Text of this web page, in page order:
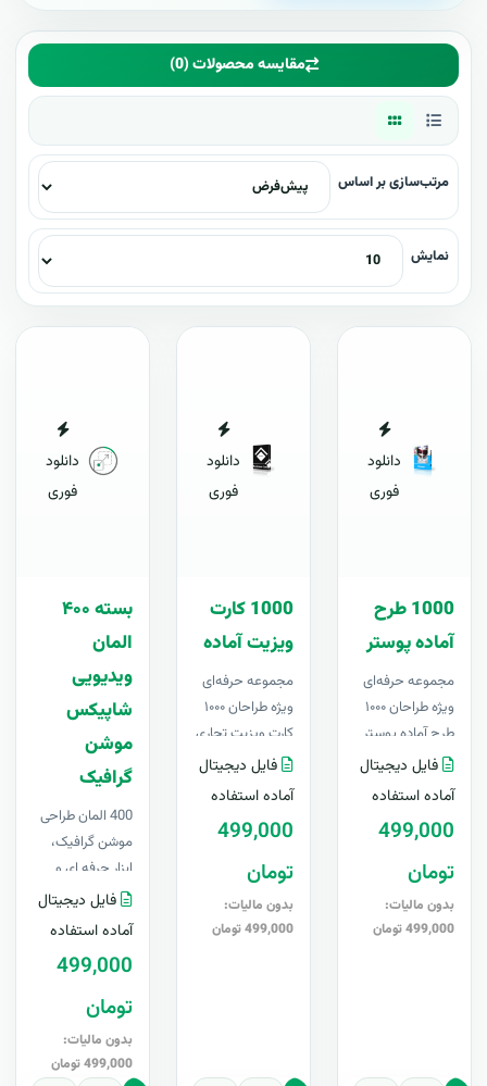
مقایسه محصولات (0)
مرتب‌سازی بر اساس
نمایش
دانلود
فوری
1000 طرح
آماده پوستر
مجموعه حرفه‌ای
ویژه طراحان ۱۰۰۰
طرح آماده پوستر
لایه‌باز فتوشاپ ..
فایل دیجیتال
آماده استفاده
499,000
تومان
بدون مالیات:
499,000 تومان
دانلود
فوری
1000 کارت
ويزيت آماده
مجموعه حرفه‌ای
ویژه طراحان ۱۰۰۰
کارت ویزیت تجاری
و حرفه‌ای لایه‌باز ..
فایل دیجیتال
آماده استفاده
499,000
تومان
بدون مالیات:
499,000 تومان
دانلود
فوری
بسته ۴۰۰
المان
ویدیویی
شاپیکس
موشن
گرافیک
400 المان طراحی
موشن گرافیک،
ابزار حرفه ای و
ساده برای خلق و
تقویت برند شما در
آما..
فایل دیجیتال
آماده استفاده
499,000
تومان
بدون مالیات:
499,000 تومان